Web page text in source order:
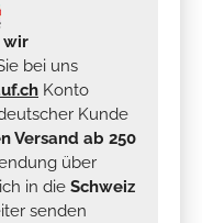
wir
bei uns
Konto
Kunde
Versand ab 250
über
in die Schweiz
senden